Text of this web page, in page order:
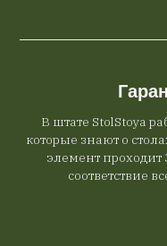
В штате StolStoya
которые знают о
элемент проходит
соответствие